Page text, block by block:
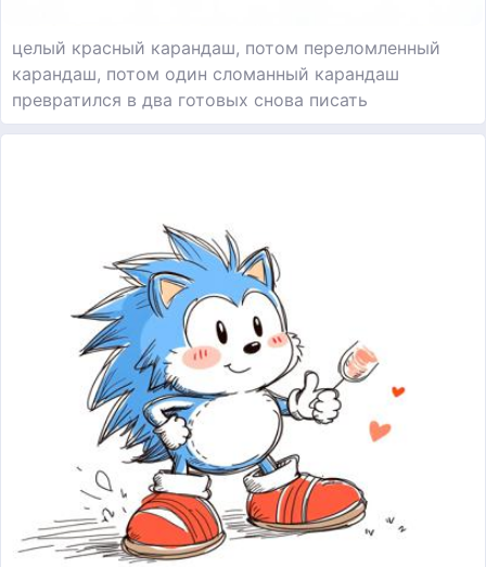
целый красный карандаш, потом переломленный
карандаш, потом один сломанный карандаш
превратился в два готовых снова писать